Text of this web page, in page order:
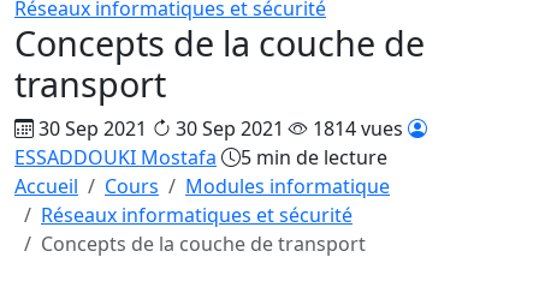
Réseaux informatiques et sécurité
Concepts de la couche de
transport
30 Sep 2021 30 Sep 2021
1814 vues
ESSADDOUKI Mostafa
5 min de lecture
Accueil
Cours
Modules informatique
Réseaux informatiques et sécurité
Concepts de la couche de transport